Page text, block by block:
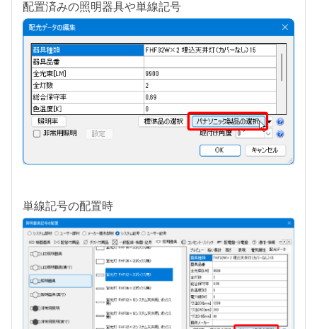
配置済みの照明器具や単線記号
単線記号の配置時